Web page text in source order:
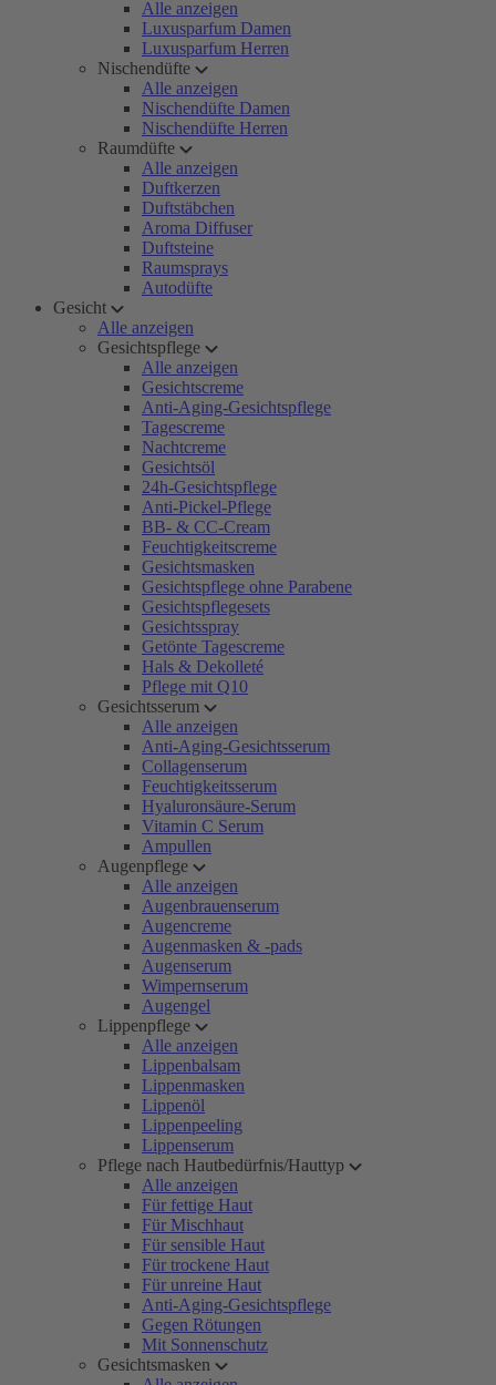
Alle anzeigen
Luxusparfum Damen
Luxusparfum Herren
Nischendüfte
Alle anzeigen
Nischendüfte Damen
Nischendüfte Herren
Raumdüfte
Alle anzeigen
Duftkerzen
Duftstäbchen
Aroma Diffuser
Duftsteine
Raumsprays
Autodüfte
Gesicht
Alle anzeigen
Gesichtspflege
Alle anzeigen
Gesichtscreme
Anti-Aging-Gesichtspflege
Tagescreme
Nachtcreme
Gesichtsöl
24h-Gesichtspflege
Anti-Pickel-Pflege
BB- & CC-Cream
Feuchtigkeitscreme
Gesichtsmasken
Gesichtspflege ohne Parabene
Gesichtspflegesets
Gesichtsspray
Getönte Tagescreme
Hals & Dekolleté
Pflege mit Q10
Gesichtsserum
Alle anzeigen
Anti-Aging-Gesichtsserum
Collagenserum
Feuchtigkeitsserum
Hyaluronsäure-Serum
Vitamin C Serum
Ampullen
Augenpflege
Alle anzeigen
Augenbrauenserum
Augencreme
Augenmasken & -pads
Augenserum
Wimpernserum
Augengel
Lippenpflege
Alle anzeigen
Lippenbalsam
Lippenmasken
Lippenöl
Lippenpeeling
Lippenserum
Pflege nach Hautbedürfnis/Hauttyp
Alle anzeigen
Für fettige Haut
Für Mischhaut
Für sensible Haut
Für trockene Haut
Für unreine Haut
Anti-Aging-Gesichtspflege
Gegen Rötungen
Mit Sonnenschutz
Gesichtsmasken